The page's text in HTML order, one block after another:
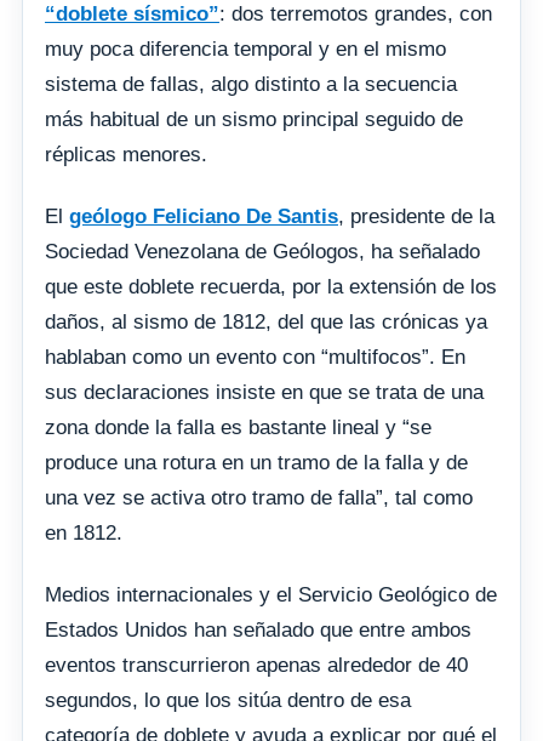
“doblete sísmico”: dos terremotos grandes, con
muy poca diferencia temporal y en el mismo
sistema de fallas, algo distinto a la secuencia
más habitual de un sismo principal seguido de
réplicas menores.
El geólogo Feliciano De Santis, presidente de la
Sociedad Venezolana de Geólogos, ha señalado
que este doblete recuerda, por la extensión de los
daños, al sismo de 1812, del que las crónicas ya
hablaban como un evento con “multifocos”. En
sus declaraciones insiste en que se trata de una
zona donde la falla es bastante lineal y “se
produce una rotura en un tramo de la falla y de
una vez se activa otro tramo de falla”, tal como
en 1812.
Medios internacionales y el Servicio Geológico de
Estados Unidos han señalado que entre ambos
eventos transcurrieron apenas alrededor de 40
segundos, lo que los sitúa dentro de esa
categoría de doblete y ayuda a explicar por qué el